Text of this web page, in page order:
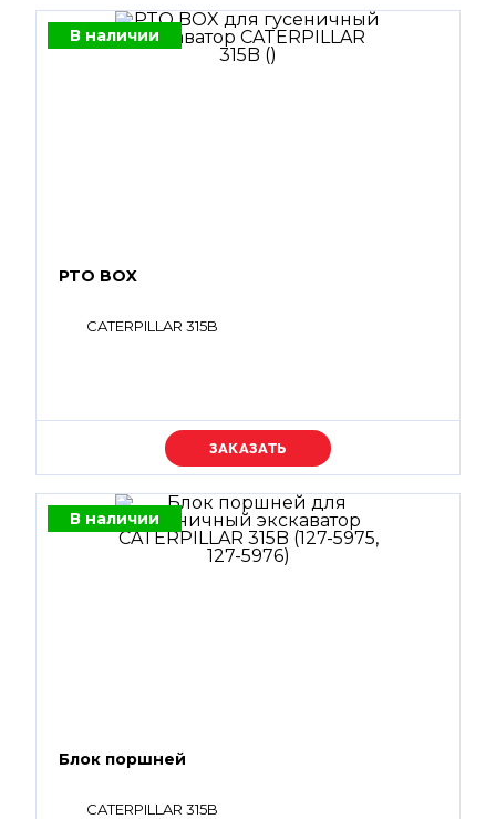
В наличии
PTO BOX
CATERPILLAR 315B
Уточняйте цену
В наличии
Блок поршней
CATERPILLAR 315B